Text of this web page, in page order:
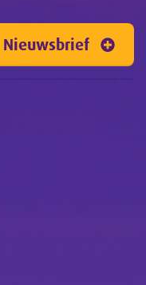
Nieuwsbrief